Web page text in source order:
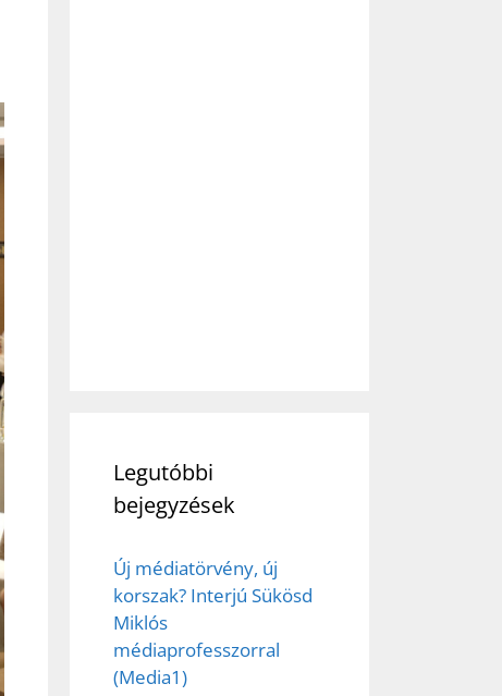
Legutóbbi
bejegyzések
Új médiatörvény, új
korszak? Interjú Sükösd
Miklós
médiaprofesszorral
(Media1)